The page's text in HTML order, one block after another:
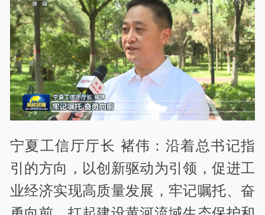
宁夏工信厅厅长 褚伟：沿着总书记指
引的方向，以创新驱动为引领，促进工
业经济实现高质量发展，牢记嘱托、奋